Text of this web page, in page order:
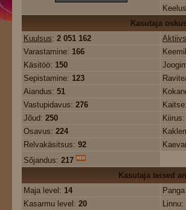
Kasutaja
Kuulsus: 2 051 162
Varastamine: 166
Käsitöö: 150
Sepistamine: 123
Aiandus: 51
Vastupidavus: 276
Jõud: 250
Osavus: 224
Relvakäsitsus: 92
Sõjandus: 217
Kasutaja teised
Maja level: 14
Kasarmu level: 20
Linnu: